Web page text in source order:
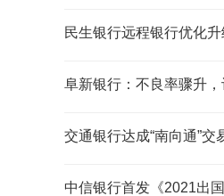
民生银行远程银行优化
阜新银行：不良率骤升
交通银行达成“南向通”交
中信银行首发《2021出